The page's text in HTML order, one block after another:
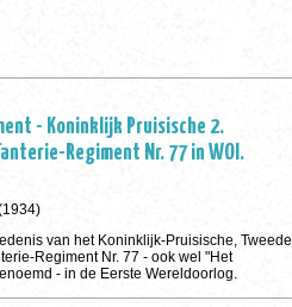
- Koninklijk Pruisische 2.
Regiment Nr. 77 in WOI.
van het Koninklijk-Pruisische, Tweede
Regiment Nr. 77 - ook wel "Het
- in de Eerste Wereldoorlog.